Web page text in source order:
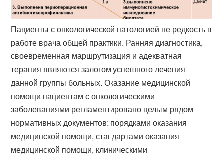
Пациенты с онкологической патологией не редкость в
работе врача общей практики. Ранняя диагностика,
своевременная маршрутизация и адекватная
терапия являются залогом успешного лечения
данной группы больных. Оказание медицинской
помощи пациентам с онкологическими
заболеваниями регламентировано целым рядом
нормативных документов: порядками оказания
медицинской помощи, стандартами оказания
медицинской помощи, клиническими